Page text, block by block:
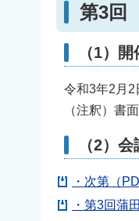
第3回
（1）
令和3年2月2
（注釈）書
（2）
・次第（
・第3回蒲